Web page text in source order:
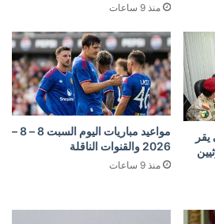
منذ 9 ساعات
مواعيد مباريات اليوم السبت 8 – 8 –
2026 والقنوات الناقلة
منذ 9 ساعات